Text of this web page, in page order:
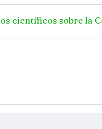
científicos sobre la